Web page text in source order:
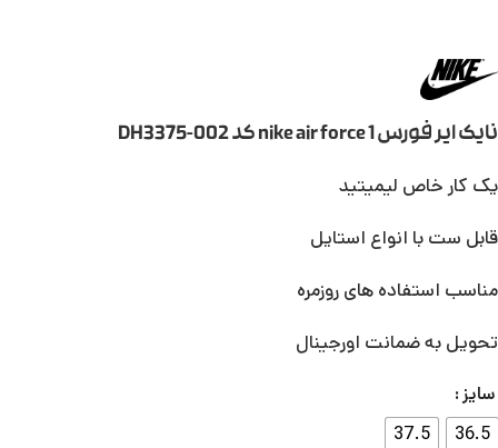
نایک ایر فورس 1 nike air force کد DH3375-002
یک کار خاص لیمیتید
قابل ست با انواع استایل
مناسب استفاده های روزمره
تحویل به ضمانت اورجینال
سایز
36.5
37.5